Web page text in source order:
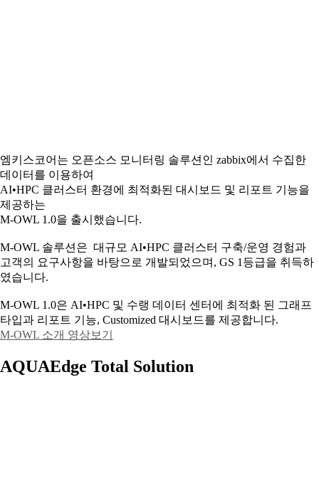
엠키스코어는 오픈소스 모니터링 솔루션인 zabbix에서 수집한
데이터를 이용하여
AI•HPC 클러스터 환경에 최적화된 대시보드 및 리포트 기능을
제공하는
M-OWL 1.0을 출시했습니다.
M-OWL 솔루션은 대규모 AI•HPC 클러스터 구축/운영 경험과
고객의 요구사항을 바탕으로 개발되었으며, GS 1등급을 취득하
였습니다.
M-OWL 1.0은 AI•HPC 및 수랭 데이터 센터에 최적화 된 그래프
타입과 리포트 기능, Customized 대시보드를 제공합니다.
M-OWL 소개 영상보기
AQUAEdge Total Solution